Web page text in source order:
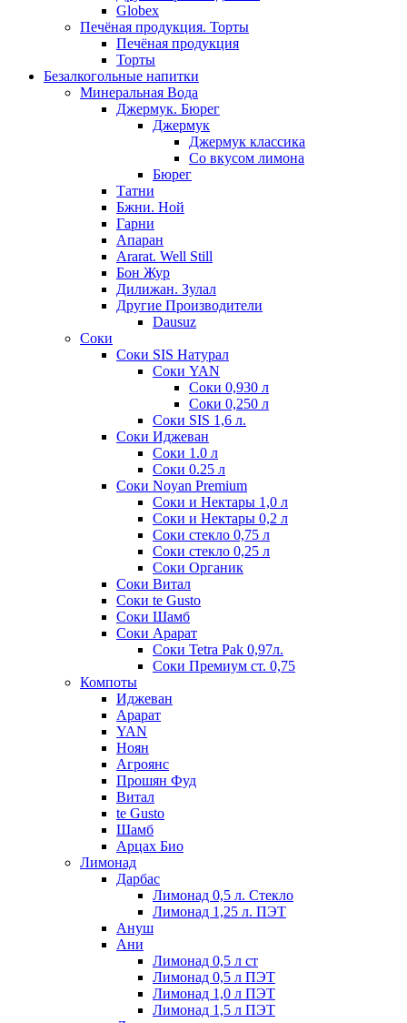
Globex
Печёная продукция. Торты
Печёная продукция
Торты
Безалкогольные напитки
Минеральная Вода
Джермук. Бюрег
Джермук
Джермук классика
Со вкусом лимона
Бюрег
Татни
Бжни. Ной
Гарни
Апаран
Ararat. Well Still
Бон Жур
Дилижан. Зулал
Другие Производители
Dausuz
Соки
Соки SIS Натурал
Соки YAN
Соки 0,930 л
Соки 0,250 л
Соки SIS 1,6 л.
Соки Иджеван
Соки 1.0 л
Соки 0.25 л
Соки Noyan Premium
Соки и Нектары 1,0 л
Соки и Нектары 0,2 л
Соки стекло 0,75 л
Соки стекло 0,25 л
Соки Органик
Соки Витал
Соки te Gusto
Соки Шамб
Соки Арарат
Соки Tetra Pak 0,97л.
Соки Премиум ст. 0,75
Компоты
Иджеван
Арарат
YAN
Ноян
Агроянс
Прошян Фуд
Витал
te Gusto
Шамб
Арцах Био
Лимонад
Дарбас
Лимонад 0,5 л. Стекло
Лимонад 1,25 л. ПЭТ
Ануш
Ани
Лимонад 0,5 л ст
Лимонад 0,5 л ПЭТ
Лимонад 1,0 л ПЭТ
Лимонад 1,5 л ПЭТ